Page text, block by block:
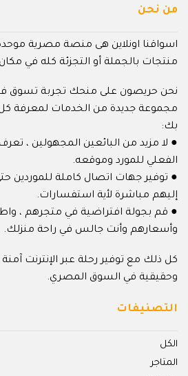
من نحن
اسواقنا اونلاين هى منصة مصرية
منتجات بالجملة أو التجزئة كله في
نحن حريصون على منحك تجربة تسوق
مجموعة جديدة من الخدمات لمعرفة
بك:
● لا مزيد من البائعين المجهولين ،
الفعلي للمورد وموقعه.
● توفير جهات اتصال كاملة للموردين
إليهم مباشرة لأية استفسارات.
● قم بجولة افتراضية في متجرهم ،
وأسعارهم وأنت جالس في راحة منزلك.
كل ذلك مع توفير رحلة عبر الإنترنت
وحقيقية في السوق المصري.
التصنيفات
الكل
المتاجر